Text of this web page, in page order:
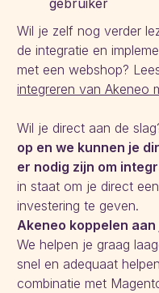
Wil je zelf nog verder
de integratie en
met een webshop?
integreren van Akeneo
Wil je direct aan de
op en we kunnen je
er nodig zijn om
in staat om je direct
investering te geven.
Akeneo koppelen
We helpen je graag
snel en adequaat
combinatie met